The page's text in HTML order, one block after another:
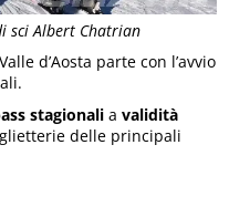
sci Albert Chatrian
d’Aosta parte con l’avvio
stagionali avalidità
delle principali